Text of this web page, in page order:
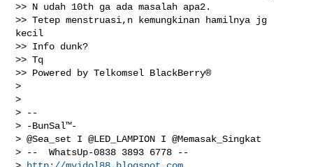
>> N udah 10th ga ada masalah apa2.
>> Tetep menstruasi,n kemungkinan hamilnya jg
kecil
>> Info dunk?
>> Tq
>> Powered by Telkomsel BlackBerry®
>
>
> --
> -BunSal™-
> @Sea_set I @LED_LAMPION I @Memasak_Singkat
> --  WhatsUp-0838 3893 6778 --